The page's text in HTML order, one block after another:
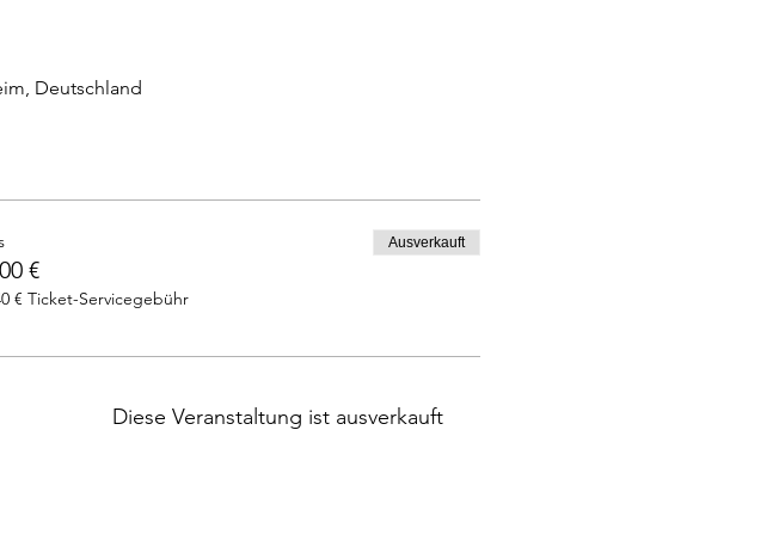
Deutschland
€
€ Ticket-Servicegebühr
Ausverkauft
Diese Veranstaltung ist ausverkauft